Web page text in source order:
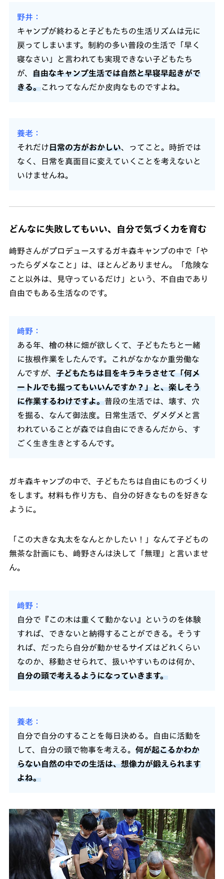
野井
キャンプが終わると子どもたちの生活リズムは元に
戻ってしまいます。制約の多い普段の生活で「早く
寝なさい」と言われても実現できない子どもたち
が、 自由なキャンプ生活では自然と早寝早起きがで
きる。これってなんだか皮肉なものですよね。
養老
それだけ日常の方がおかしい、ってこと。時折では
なく、日常を真面目に変えていくことを考えないと
いけませんね。
どんなに失敗してもいい、自分で気づく力を育む
﨑野さんがプロデュースするガキ森キャンプの中で「や
ったらダメなこと」は、ほとんどありません。「危険な
こと以外は、見守っているだけ」という、不自由であり
自由でもある生活なのです。
﨑野
ある年、檜の林に畑が欲しくて、子どもたちと一緒
に抜根作業をしたんです。これがなかなか重労働な
んですが、 子どもたちは目をキラキラさせて「何メ
ートルでも掘ってもいいんですか？」と、楽しそう
に作業するわけですよ。普段の生活では、壊す、穴
を掘る、なんて御法度。日常生活で、ダメダメと言
われていることが森では自由にできるんだから、す
ごく生き生きとするんです。
ガキ森キャンプの中で、子どもたちは自由にものづくり
をします。材料も作り方も、自分の好きなものを好きな
ように。
「この大きな丸太をなんとかしたい！」なんて子どもの
無茶な計画にも、﨑野さんは決して「無理」と言いませ
ん。
﨑野
自分で『この木は重くて動かない』というのを体験
すれば、できないと納得することができる。そうす
れば、だったら自分が動かせるサイズはどれくらい
なのか、移動させられて、扱いやすいものは何か、
自分の頭で考えるようになっていきます。
養老
自分で自分のすることを毎日決める。自由に活動を
して、自分の頭で物事を考える。 何が起こるかわか
らない自然の中での生活は、想像力が鍛えられます
よね。